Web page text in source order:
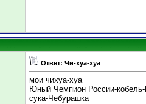
Ответ: Чи-хуа-хуа
мои чихуа-хуа
Юный Чемпион России-кобель-
сука-Чебурашка